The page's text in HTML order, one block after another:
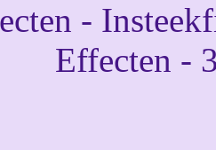
-
Effecten -